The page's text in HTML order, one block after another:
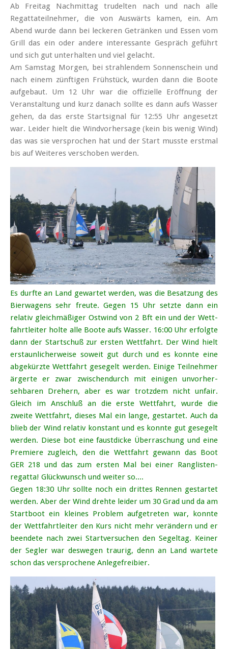
Ab Freitag Nach­mittag trudelten nach und nach alle
Regatta­teil­nehmer, die von Auswärts kamen, ein. Am
Abend wurde dann bei leckeren Getränken und Essen vom
Grill das ein oder andere interessante Gespräch geführt
und sich gut unterhalten und viel gelacht.
Am Samstag Morgen, bei strahlendem Sonnen­schein und
nach einem zünftigen Früh­stück, wurden dann die Boote
aufge­baut. Um 12 Uhr war die offizielle Eröffnung der
Veranstaltung und kurz danach sollte es dann aufs Wasser
gehen, da das erste Startsignal für 12:55 Uhr angesetzt
war. Leider hielt die Wind­vorhersage (kein bis wenig Wind)
das was sie ver­sprochen hat und der Start musste erstmal
bis auf Weiteres verschoben werden.
Es durfte an Land gewartet werden, was die Besatzung des
Bier­wagens sehr freute. Gegen 15 Uhr setzte dann ein
relativ gleich­mäßiger Ostwind von 2 Bft ein und der Wett­
fahrt­leiter holte alle Boote aufs Wasser. 16:00 Uhr erfolgte
dann der Start­schuß zur ersten Wett­fahrt. Der Wind hielt
erstaun­licher­weise soweit gut durch und es konnte eine
abgekürzte Wett­fahrt gesegelt werden. Einige Teilnehmer
ärgerte er zwar zwischen­durch mit einigen unvorher­
sehbaren Drehern, aber es war trotzdem nicht unfair.
Gleich im Anschluß an die erste Wett­fahrt, wurde die
zweite Wett­fahrt, dieses Mal ein lange, gestartet. Auch da
blieb der Wind relativ konstant und es konnte gut gesegelt
werden. Diese bot eine faust­dicke Überraschung und eine
Premiere zugleich, den die Wett­fahrt gewann das Boot
GER 218 und das zum ersten Mal bei einer Rang­listen­
regatta! Glückwunsch und weiter so....
Gegen 18:30 Uhr sollte noch ein drittes Rennen gestartet
werden. Aber der Wind drehte leider um 30 Grad und da am
Start­boot ein kleines Problem aufgetreten war, konnte
der Wett­fahrt­leiter den Kurs nicht mehr verändern und er
beendete nach zwei Start­versuchen den Segeltag. Keiner
der Segler war deswegen traurig, denn an Land wartete
schon das versprochene Anlegefreibier.